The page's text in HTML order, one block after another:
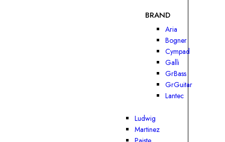
BRAND
Aria
Bogner
Cympad
Galli
GrBass
GrGuitar
Lantec
Ludwig
Martinez